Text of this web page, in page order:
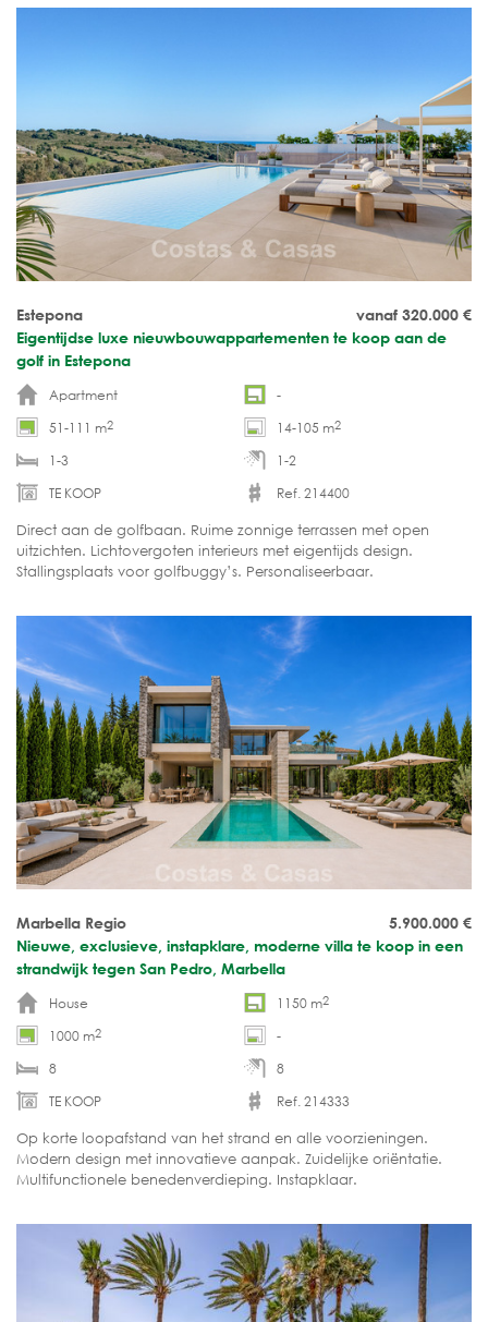
vanaf 320.000 €
Estepona
Eigentijdse luxe nieuwbouwappartementen te koop aan de
golf in Estepona
Apartment
-
51-111 m2 14-105 m2
1-3
1-2
TE KOOP
Ref. 214400
Direct aan de golfbaan. Ruime zonnige terrassen met open
uitzichten. Lichtovergoten interieurs met eigentijds design.
Stallingsplaats voor golfbuggy’s. Personaliseerbaar.
5.900.000 €
Marbella Regio
Nieuwe, exclusieve, instapklare, moderne villa te koop in een
strandwijk tegen San Pedro, Marbella
House
1150 m2
1000 m2
-
8
8
TE KOOP
Ref. 214333
Op korte loopafstand van het strand en alle voorzieningen.
Modern design met innovatieve aanpak. Zuidelijke oriëntatie.
Multifunctionele benedenverdieping. Instapklaar.